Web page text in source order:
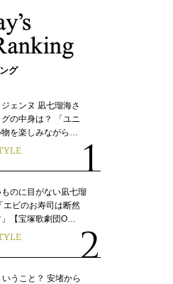
グ
ェンヌ 凪七瑠海さ
の中身は？ 「ユニ
物を楽しみながら…
のに目がない凪七瑠
エビのお寿司は断然
」【宝塚歌劇団O…
いうこと？ 安堵から